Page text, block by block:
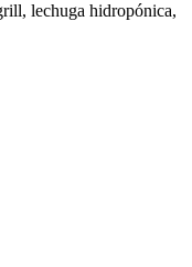
lechuga hidropónica,